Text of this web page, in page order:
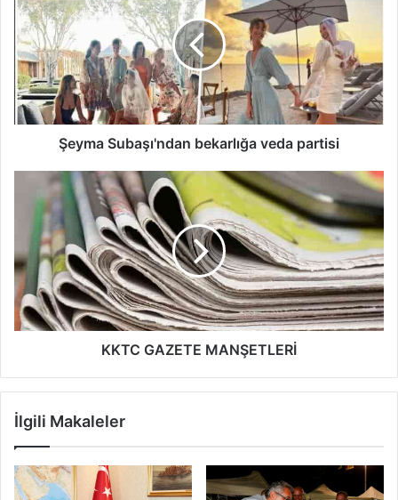
bekarlığa
veda
partisi
Şeyma Subaşı'ndan bekarlığa veda partisi
GAZETE
MANŞETLERİ
KKTC GAZETE MANŞETLERİ
İlgili Makaleler